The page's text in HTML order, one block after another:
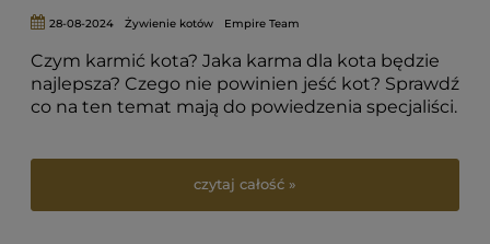
28-08-2024 Żywienie kotów Empire Team
Czym karmić kota? Jaka karma dla kota będzie
najlepsza? Czego nie powinien jeść kot? Sprawdź
co na ten temat mają do powiedzenia specjaliści.
czytaj całość »